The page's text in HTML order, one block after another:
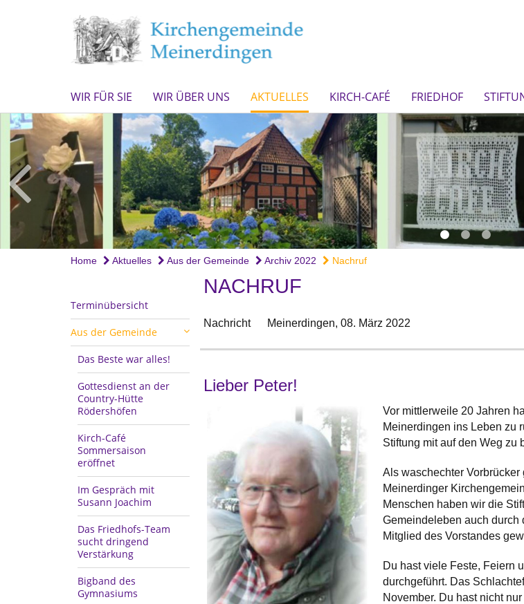
WIR FÜR SIE WIR ÜBER UNS AKTUELLES KIRCH-CAFÉ FRIEDHOF
Home Aktuelles Aus der Gemeinde Archiv 2022 Nachruf
Terminübersicht
Aus der Gemeinde
Das Beste war alles!
Gottesdienst an der
Country-Hütte
Rödershöfen
Kirch-Café
Sommersaison
eröffnet
Im Gespräch mit
Susann Joachim
Das Friedhofs-Team
sucht dringend
Verstärkung
Bigband des
Gymnasiums
NACHRUF
Nachricht Meinerdingen, 08. März 2022
Lieber Peter!
Vor mittlerweile 20 Jahren
Meinerdingen ins Leben zu
Stiftung mit auf den Weg zu
Als waschechter
Meinerdinger
Menschen haben wir die
Gemeindeleben auch durch
Mitglied des Vorstandes
Du hast viele Feste, Feiern
durchgeführt. Das
November. Du hast nicht